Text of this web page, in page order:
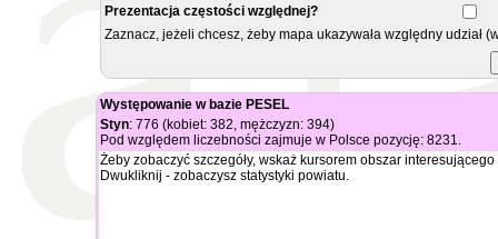
Prezentacja częstości względnej?
Zaznacz, jeżeli chcesz, żeby mapa ukazywała względny
Występowanie w bazie PESEL
Styn: 776 (kobiet: 382, mężczyzn: 394)
Pod względem liczebności zajmuje w Polsce pozycję: 8231.
Żeby zobaczyć szczegóły, wskaż kursorem obszar
Dwukliknij - zobaczysz statystyki powiatu.